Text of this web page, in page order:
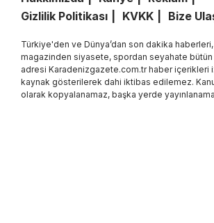
Gizlilik Politikası
KVKK Bize
Türkiye'den ve Dünya’dan son dakika haberleri,
magazinden siyasete, spordan seyahate bütün
adresi Karadenizgazete.com.tr haber içerikleri
kaynak gösterilerek dahi iktibas edilemez.
olarak kopyalanamaz, başka yerde